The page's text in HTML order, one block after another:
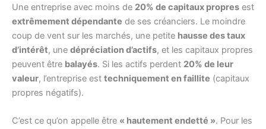
Une entreprise avec moins de 20% de capitaux propres est
extrêmement dépendante de ses créanciers. Le moindre
coup de vent sur les marchés, une petite hausse des taux
d’intérêt, une dépréciation d’actifs, et les capitaux propres
peuvent être balayés. Si les actifs perdent 20% de leur
valeur, l’entreprise est techniquement en faillite (capitaux
propres négatifs).
C’est ce qu’on appelle être « hautement endetté ». Pour les